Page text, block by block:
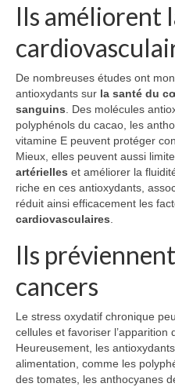
Ils améliorent
De nombreuses études ont
antioxydants sur la santé du
sanguins. Des molécules
polyphénols du cacao, les
vitamine E peuvent protéger
Mieux, elles peuvent aussi
artérielles et améliorer la
riche en ces antioxydants,
réduit ainsi efficacement les
cardiovasculaires.
Ils
cancers
Le stress oxydatif chronique
cellules et favoriser l’apparition
Heureusement, les
alimentation, comme les
des tomates, les anthocyanes